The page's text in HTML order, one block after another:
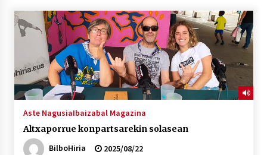
“Hiztegi bat” Gorka Urbizuk idatzitako letren
hiztegia
2026/07/23
Bakaikuko barnetegitik gazteek egindako saio
berezia
Tuba eta bonbardinoaren astea, Bilboko
Kontserbatorioan protagonista
Aste NagusiaIbaizabal Magazina
Altxaporrue konpartsarekin solasean
BilboHiria
2025/08/22